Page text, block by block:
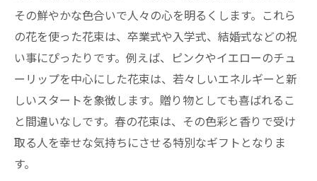
その鮮やかな色合いで人々の心を明るくします。これら
の花を使った花束は、卒業式や入学式、結婚式などの祝
い事にぴったりです。例えば、ピンクやイエローのチュ
ーリップを中心にした花束は、若々しいエネルギーと新
しいスタートを象徴します。贈り物としても喜ばれるこ
と間違いなしです。春の花束は、その色彩と香りで受け
取る人を幸せな気持ちにさせる特別なギフトとなりま
す。